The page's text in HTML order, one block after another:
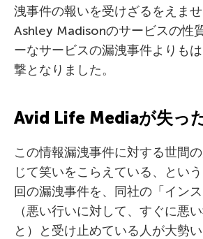
洩事件の報いを受けざるをえませ
Ashley Madisonのサービスの性
ーなサービスの漏洩事件よりも
撃となりました。
Avid Life Mediaが失っ
この情報漏洩事件に対する世間
じて笑いをこらえている、とい
回の漏洩事件を、同社の「インス
（悪い行いに対して、すぐに悪
と）と受け止めている人が大勢